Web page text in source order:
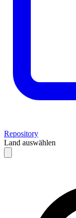
Repository
Land auswählen